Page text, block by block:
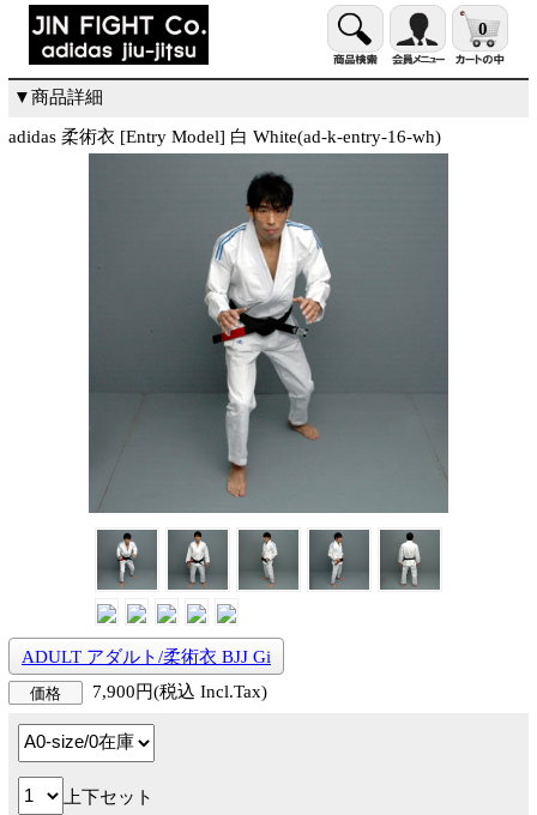
0
▼商品詳細
adidas 柔術衣 [Entry Model] 白 White(ad-k-entry-16-wh)
ADULT アダルト/柔術衣 BJJ Gi
価格 7,900円(税込 Incl.Tax)
上下セット